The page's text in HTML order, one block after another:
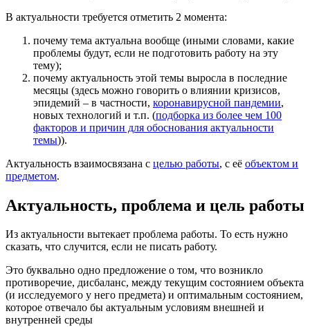
В актуальности требуется отметить 2 момента:
почему тема актуальна вообще (иными словами, какие
проблемы будут, если не подготовить работу на эту
тему);
почему актуальность этой темы выросла в последние
месяцы (здесь можно говорить о влиянии кризисов,
эпидемий – в частности, коронавирусной пандемии,
новых технологий и т.п. (подборка из более чем 100
факторов и причин для обоснования актуальности
темы)).
Актуальность взаимосвязана с целью работы, с её объектом и
предметом.
Актуальность, проблема и цель работы
Из актуальности вытекает проблема работы. То есть нужно
сказать, что случится, если не писать работу.
Это буквально одно предложение о том, что возникло
противоречие, дисбаланс, между текущим состоянием объекта
(и исследуемого у него предмета) и оптимальным состоянием,
которое отвечало бы актуальным условиям внешней и
внутренней среды